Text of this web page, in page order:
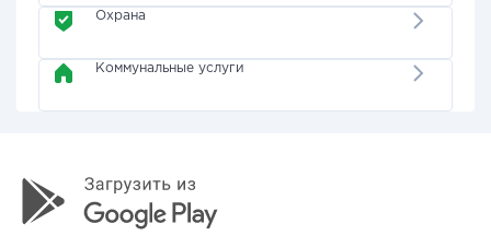
Охрана
Коммунальные услуги